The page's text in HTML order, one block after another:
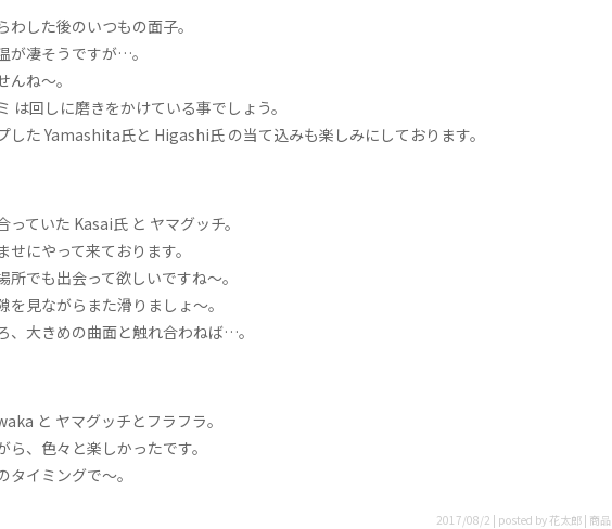
わした後のいつもの面子。
が凄そうですが…。
んね〜。
は回しに磨きをかけている事でしょう。
した Yamashita氏と Higashi氏 の当て込みも楽しみにしております。
っていた Kasai氏 と ヤマグッチ。
せにやって来ております。
所でも出会って欲しいですね〜。
を見ながらまた滑りましょ〜。
、大きめの曲面と触れ合わねば…。
と ヤマグッチとフラフラ。
ら、色々と楽しかったです。
タイミングで〜。
2017/08/2 | posted by 花太郎 | 商品